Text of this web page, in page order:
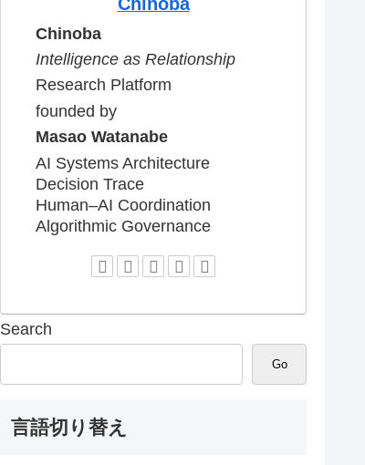
Chinoba
Intelligence as Relationship
Research Platform
founded by
Masao Watanabe
AI Systems Architecture
Decision Trace
Human–AI Coordination
Algorithmic Governance
Search
Go
言語切り替え